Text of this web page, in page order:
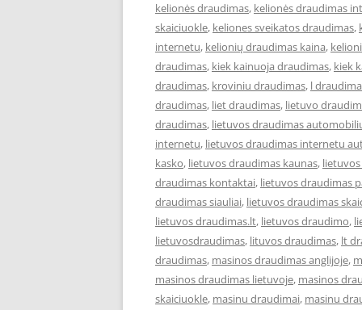
kelionės draudimas, kelionės draudimas
skaiciuokle, keliones sveikatos draudimas,
internetu, kelionių draudimas kaina,
draudimas, kiek kainuoja draudimas, kiek
draudimas, kroviniu draudimas, l
draudimas, liet draudimas, lietuvo
draudimas, lietuvos draudimas
internetu, lietuvos draudimas internetu
kasko, lietuvos draudimas kaunas,
draudimas kontaktai, lietuvos draudimas
draudimas siauliai, lietuvos draudimas
lietuvos draudimas.lt, lietuvos draudimo,
lietuvosdraudimas, lituvos draudimas, lt
draudimas, masinos draudimas anglijoje,
masinos draudimas lietuvoje, masinos
skaiciuokle, masinu draudimai, masinu